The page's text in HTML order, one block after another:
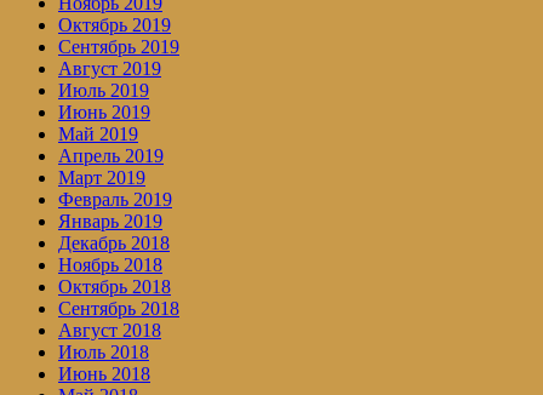
Октябрь 2019
Сентябрь 2019
Август 2019
Июль 2019
Июнь 2019
Май 2019
Апрель 2019
Март 2019
Февраль 2019
Январь 2019
Декабрь 2018
Ноябрь 2018
Октябрь 2018
Сентябрь 2018
Август 2018
Июль 2018
Июнь 2018